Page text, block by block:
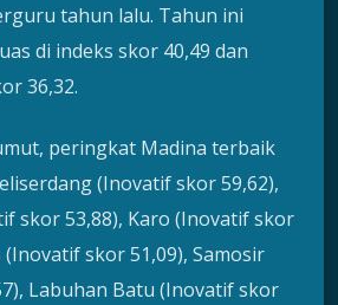
tahun lalu. Tahun ini
di indeks skor 40,49 dan
36,32.
peringkat Madina terbaik
(Inovatif skor 59,62),
skor 53,88), Karo (Inovatif skor
(Inovatif skor 51,09), Samosir
Labuhan Batu (Inovatif skor